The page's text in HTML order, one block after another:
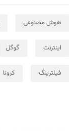
هوش مصنوعی
اینترنت گوگل
فیلترینگ کرونا